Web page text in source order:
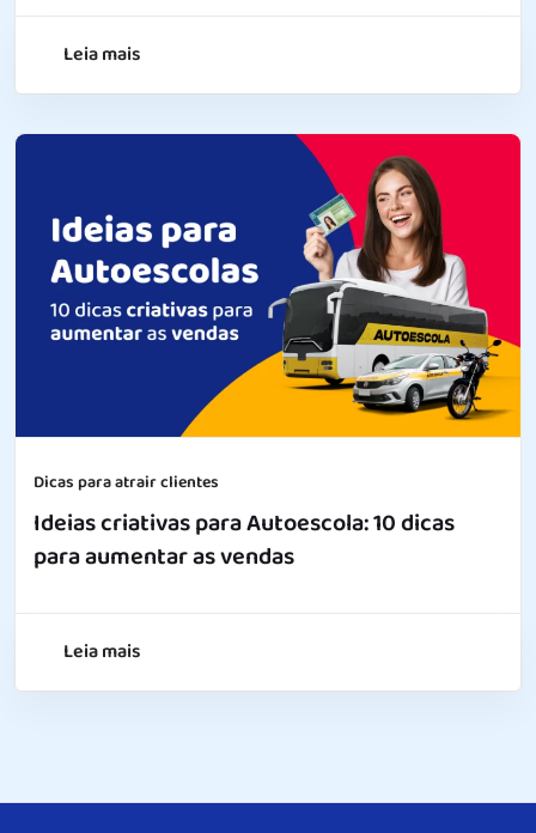
Leia mais
Dicas para atrair clientes
Ideias criativas para Autoescola: 10 dicas
para aumentar as vendas
Leia mais